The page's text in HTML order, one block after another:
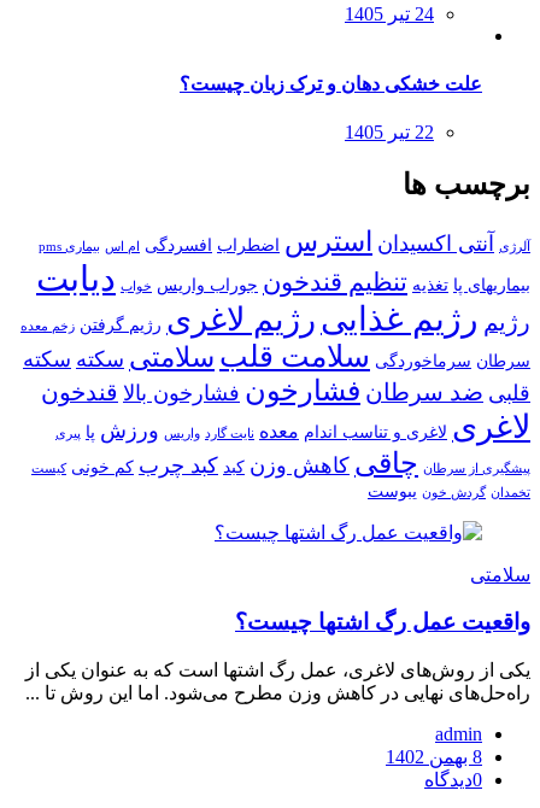
ارسال
24 تیر 1405
علت خشکی دهان و ترک زبان چیست؟
ارسال
در
22 تیر 1405
برچسب ها
آلرژی آنتی اکسیدان استرس اضطراب افسردگی ام اس بیماری pms
بیماریهای پا تغذیه تنظیم قندخون جوراب واریس خواب دیابت
رژیم رژیم غذایی رژیم لاغری رژیم گرفتن زخم معده
سرطان سرماخوردگی سلامت قلب سلامتی سکته سکته
قلبی ضد سرطان فشارخون فشارخون بالا قندخون
لاغری لاغری و تناسب اندام معده نایت گارد واریس ورزش پا پیری
پیشگیری از سرطان چاقی کاهش وزن کبد کبد چرب کم خونی کیست
تخمدان گردش خون یبوست
سلامتی
واقعیت عمل رگ اشتها چیست؟
یکی از روش‌های لاغری، عمل رگ اشتها است که به عنوان یکی از
راه‌حل‌های نهایی در کاهش وزن مطرح می‌شود. اما این روش تا ...
admin
ارسال
شده
8 بهمن 1402
0دیدگاه